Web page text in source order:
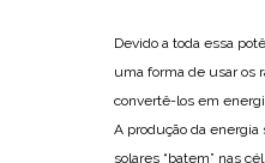
Devido a toda essa
uma forma de usar os
convertê-los em
A produção da energia
solares “batem” nas